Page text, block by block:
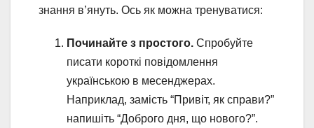
знання в’януть. Ось як можна тренуватися:
Починайте з простого. Спробуйте
писати короткі повідомлення
українською в месенджерах.
Наприклад, замість “Привіт, як справи?”
напишіть “Доброго дня, що нового?”.